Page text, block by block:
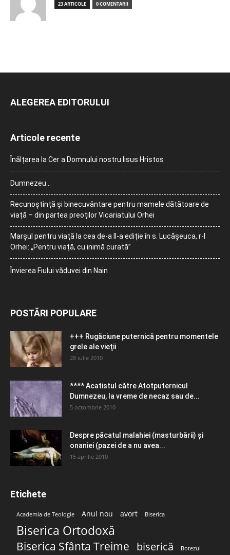
23 ARTICOLE 0 COMENTARII
ALEGEREA EDITORULUI
Articole recente
Înălțarea la Cer a Domnului nostru Iisus Hristos
Dumnezeu…
Recunoștință și binecuvântare pentru mamele dătătoare de
viață – din partea preoților Vicariatului Orhei
Marșul pentru viață la cea de-a II-a ediție în s. Lucășeuca, r-l
Orhei: „Pentru viață, cu inimă curată”
Învierea Fiului văduvei din Nain
POSTĂRI POPULARE
+++ Rugăciune puternică pentru momentele
grele ale vieţii
28 iulie 2010
**** Acatistul către Atotputernicul
Dumnezeu, la vreme de necaz sau de...
5 octombrie 2010
Despre păcatul malahiei (masturbării) şi
onaniei (pazei de a nu avea...
15 aprilie 2010
Etichete
Academia de Teologie Anul nou avort Biserica
Biserica Ortodoxă
Biserica Sfânta Treime biserică Botezul